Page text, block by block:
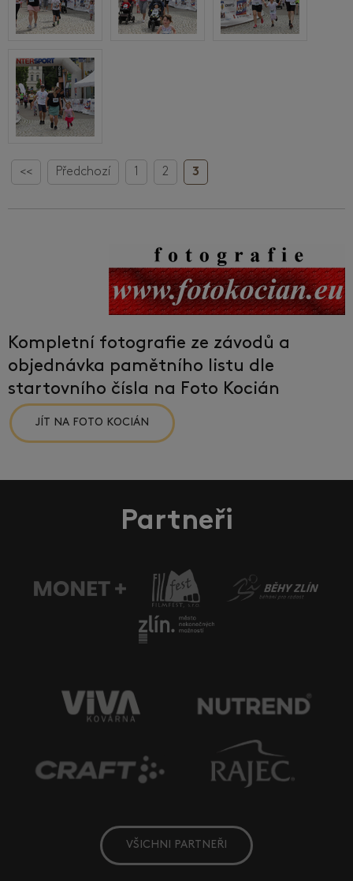
<< Předchozí 1 2 3
Kompletní fotografie ze závodů a
objednávka pamětního listu dle
startovního čísla na Foto Kocián
JÍT NA FOTO KOCIÁN
Partneři
VŠICHNI PARTNEŘI